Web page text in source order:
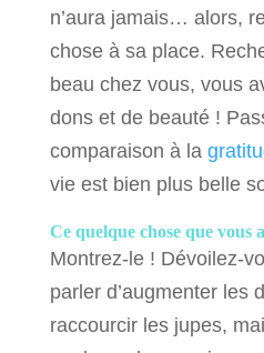
n’aura jamais… alors,
chose à sa place.
beau chez vous, vous
dons et de beauté !
comparaison à la
vie est bien plus belle
Ce quelque chose que vous
Montrez-le ! Dévoilez-
parler d’augmenter les
raccourcir les jupes,